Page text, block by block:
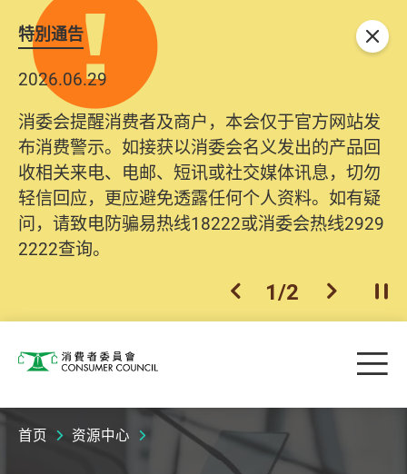
特別通告
2026.06.29
消委会提醒消费者及商户，本会仅于官方网站发
布消费警示。如接获以消委会名义发出的产品回
收相关来电、电邮、短讯或社交媒体讯息，切勿
轻信回应，更应避免透露任何个人资料。如有疑
问，请致电防骗易热线18222或消委会热线2929
2222查询。
上一个
1/2 下一个开
关闭
消费者委员会 目
首页 资源中心